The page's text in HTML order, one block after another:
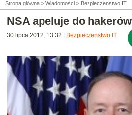
Strona główna > Wiadomości > Bezpieczenstwo IT
NSA apeluje do hakerów
30 lipca 2012, 13:32 Bezpieczenstwo IT